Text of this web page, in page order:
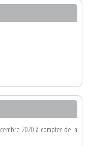
2020 à compter de la